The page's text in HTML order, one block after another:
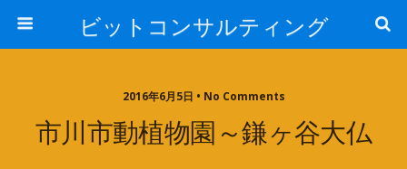
ビットコンサルティング
2016年6月5日 • No Comments
市川市動植物園～鎌ヶ谷大仏